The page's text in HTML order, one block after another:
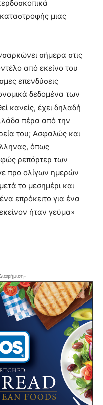
μιας
σήμερα στις
από εκείνο του
επενδύσεις
δεδομένα των
κανείς, έχει δηλαδή
πέρα από την
του; Ασφαλώς και
όπως
ρεπόρτερ των
προ ολίγων ημερών
το μεσημέρι και
επρόκειτο για ένα
ήταν γεύμα»